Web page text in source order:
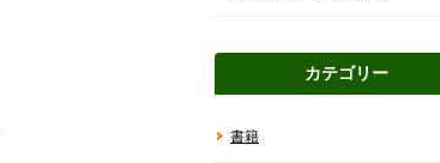
カテゴリー
書籍